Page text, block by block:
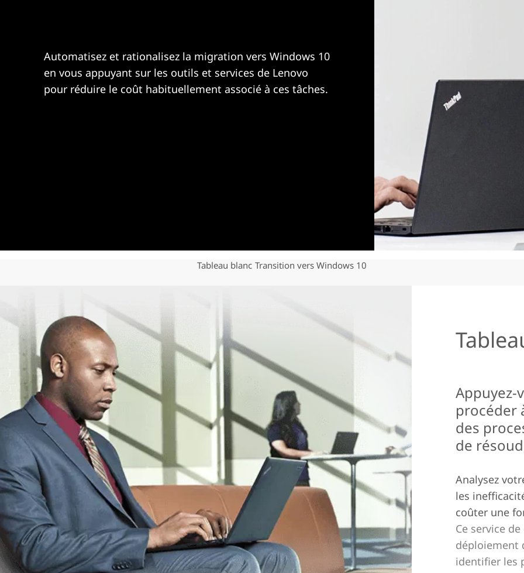
i
Automatisez et rationalisez la migration vers Windows 10
en vous appuyant sur les outils et services de Lenovo
pour réduire le coût habituellement associé à ces tâches.
Tableau blanc Transition vers Windows 10
Appuyez-
procéder
des
de
Analysez
les
coûter une
Ce service
déploiement
identifier les